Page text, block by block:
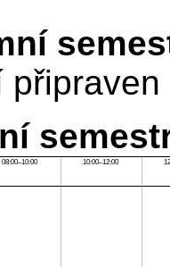
připraven
08:00–10:00 10:00–12:00